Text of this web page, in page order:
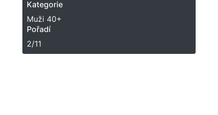
Kategorie
Muži 40+
Pořadí
2/11